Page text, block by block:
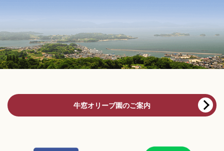
牛窓オリーブ園のご案内